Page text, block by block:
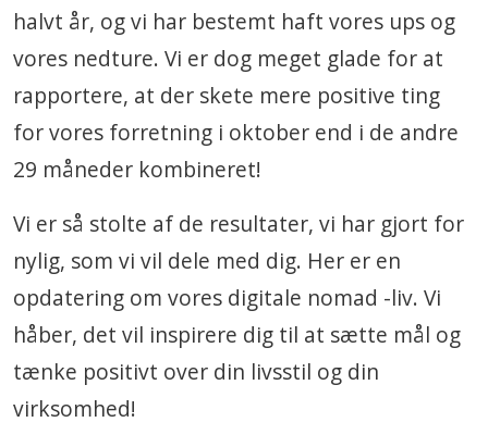
halvt år, og vi har bestemt haft vores ups og
vores nedture. Vi er dog meget glade for at
rapportere, at der skete mere positive ting
for vores forretning i oktober end i de andre
29 måneder kombineret!
Vi er så stolte af de resultater, vi har gjort for
nylig, som vi vil dele med dig. Her er en
opdatering om vores digitale nomad -liv. Vi
håber, det vil inspirere dig til at sætte mål og
tænke positivt over din livsstil og din
virksomhed!